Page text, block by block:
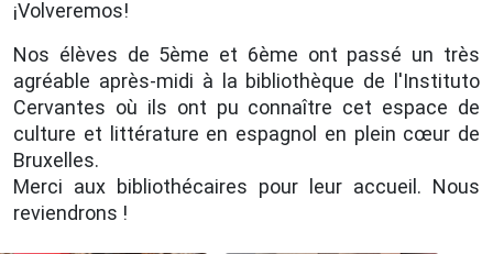
¡Volveremos!
Nos élèves de 5ème et 6ème ont passé un très
agréable après-midi à la bibliothèque de l'Instituto
Cervantes où ils ont pu connaître cet espace de
culture et littérature en espagnol en plein cœur de
Bruxelles.
Merci aux bibliothécaires pour leur accueil. Nous
reviendrons !